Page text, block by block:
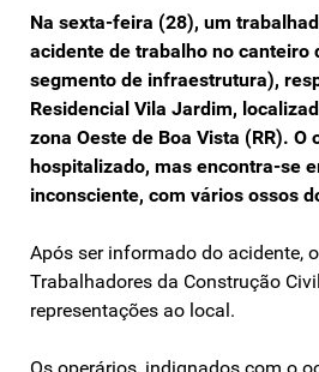
Na sexta-feira (28), um
acidente de trabalho no canteiro
segmento de infraestrutura),
Residencial Vila Jardim,
zona Oeste de Boa Vista (RR). O
hospitalizado, mas encontra-se
inconsciente, com vários ossos
Após ser informado do acidente,
Trabalhadores da Construção
representações ao local.